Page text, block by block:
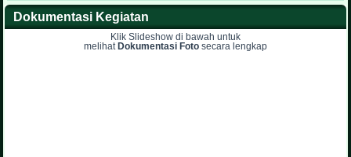
Dokumentasi Kegiatan
Klik Slideshow di bawah untuk
melihatDokumentasi Foto secara lengkap